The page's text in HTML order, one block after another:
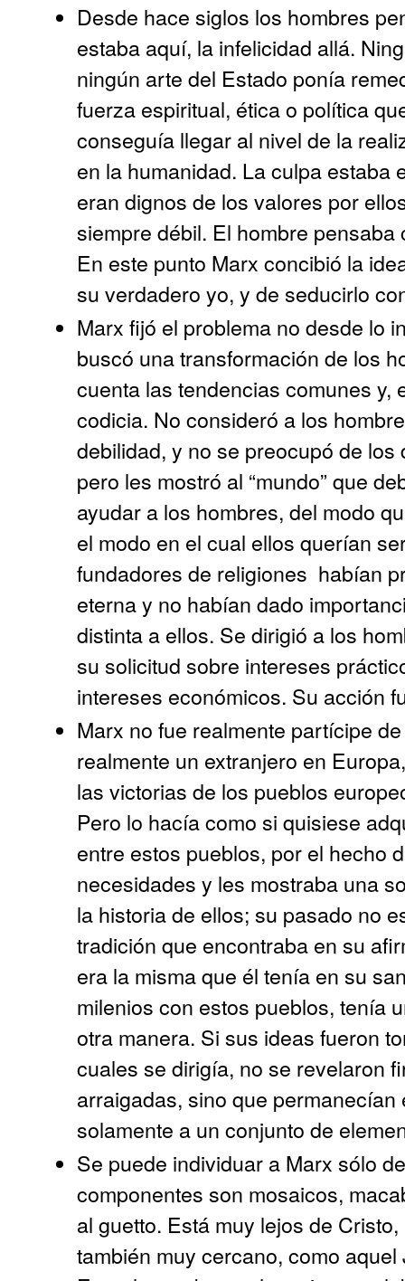
Desde hace siglos los hombres
estaba aquí, la infelicidad allá.
ningún arte del Estado ponía
fuerza espiritual, ética o política
conseguía llegar al nivel de la
en la humanidad. La culpa estaba
eran dignos de los valores por
siempre débil. El hombre
En este punto Marx concibió la
su verdadero yo, y de seducirlo
Marx fijó el problema no desde lo
buscó una transformación de los
cuenta las tendencias comunes y,
codicia. No consideró a los
debilidad, y no se preocupó de
pero les mostró al “mundo” que
ayudar a los hombres, del modo
el modo en el cual ellos querían
fundadores de religiones habían
eterna y no habían dado
distinta a ellos. Se dirigió a los
su solicitud sobre intereses
intereses económicos. Su acción
Marx no fue realmente partícipe
realmente un extranjero en
las victorias de los pueblos
Pero lo hacía como si quisiese
entre estos pueblos, por el hecho
necesidades y les mostraba una
la historia de ellos; su pasado no
tradición que encontraba en su
era la misma que él tenía en su
milenios con estos pueblos, tenía
otra manera. Si sus ideas fueron
cuales se dirigía, no se revelaron
arraigadas, sino que
solamente a un conjunto de
Se puede individuar a Marx sólo
componentes son mosaicos,
al guetto. Está muy lejos de
también muy cercano, como